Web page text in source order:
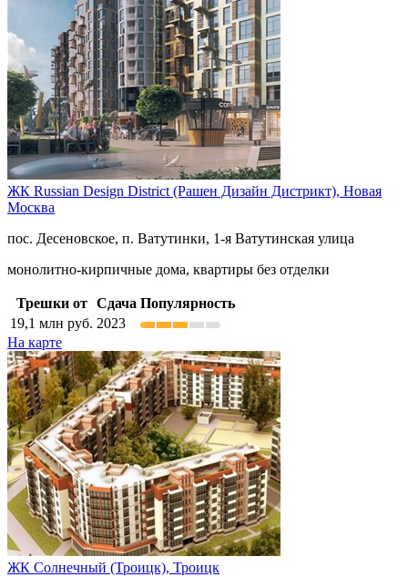
ЖК Russian Design District (Рашен Дизайн Дистрикт), Новая
Москва
пос. Десеновское, п. Ватутинки, 1-я Ватутинская улица
монолитно-кирпичные дома, квартиры без отделки
Трешки от Сдача Популярность
19,1 млн руб. 2023
На карте
ЖК Солнечный (Троицк), Троицк